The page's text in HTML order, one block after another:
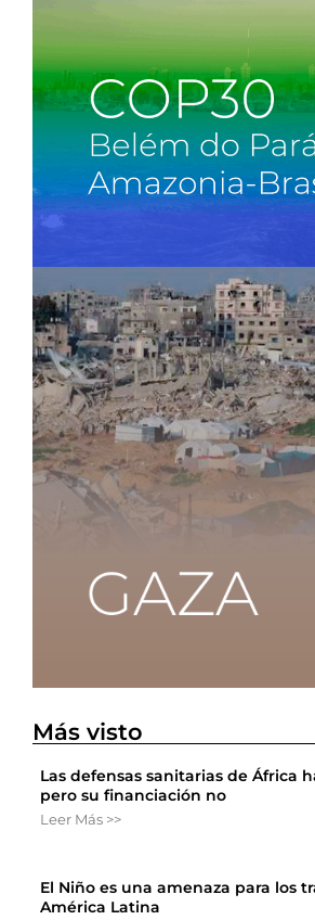
Más visto
Las defensas sanitarias de África
pero su financiación no
Leer Más >>
El Niño es una amenaza para los
América Latina